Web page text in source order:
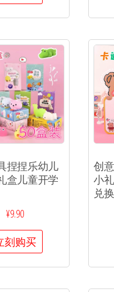
捏捏乐幼儿
盒儿童开学
¥9.90
刻购买
创
小
兑